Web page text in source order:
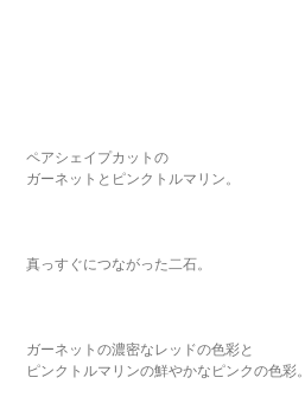
ペアシェイプカットの
ガーネットとピンクトルマリン。
真っすぐにつながった二石。
ガーネットの濃密なレッドの色彩と
ピンクトルマリンの鮮やかなピンクの色彩。